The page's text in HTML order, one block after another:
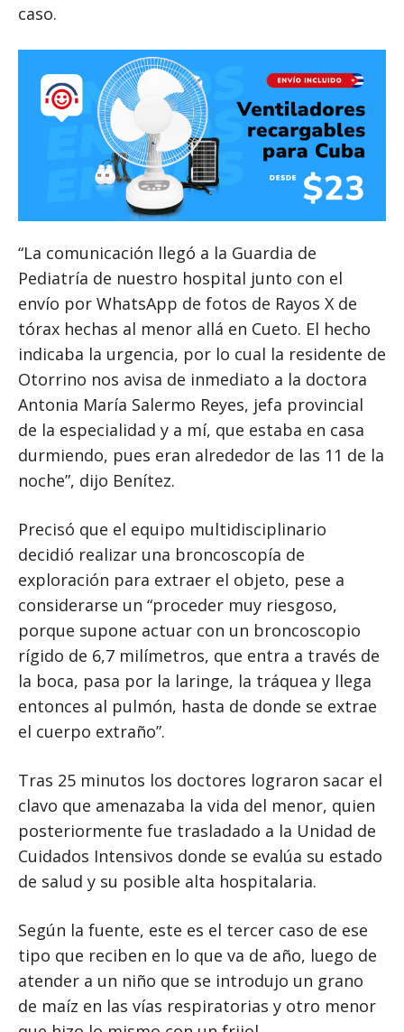
caso.
“La comunicación llegó a la Guardia de
Pediatría de nuestro hospital junto con el
envío por WhatsApp de fotos de Rayos X de
tórax hechas al menor allá en Cueto. El hecho
indicaba la urgencia, por lo cual la residente de
Otorrino nos avisa de inmediato a la doctora
Antonia María Salermo Reyes, jefa provincial
de la especialidad y a mí, que estaba en casa
durmiendo, pues eran alrededor de las 11 de la
noche”, dijo Benítez.
Precisó que el equipo multidisciplinario
decidió realizar una broncoscopía de
exploración para extraer el objeto, pese a
considerarse un “proceder muy riesgoso,
porque supone actuar con un broncoscopio
rígido de 6,7 milímetros, que entra a través de
la boca, pasa por la laringe, la tráquea y llega
entonces al pulmón, hasta de donde se extrae
el cuerpo extraño”.
Tras 25 minutos los doctores lograron sacar el
clavo que amenazaba la vida del menor, quien
posteriormente fue trasladado a la Unidad de
Cuidados Intensivos donde se evalúa su estado
de salud y su posible alta hospitalaria.
Según la fuente, este es el tercer caso de ese
tipo que reciben en lo que va de año, luego de
atender a un niño que se introdujo un grano
de maíz en las vías respiratorias y otro menor